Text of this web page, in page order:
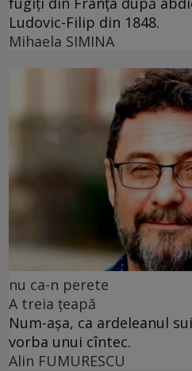
Ludovic-Filip din 1848.
Mihaela SIMINA
nu ca-n perete
A treia țeapă
Num-așa, ca ardeleanul
vorba unui cîntec.
Alin FUMURESCU